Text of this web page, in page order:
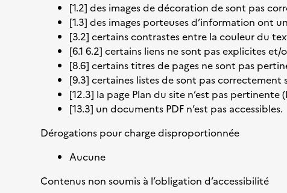
[1.2] des images de décoration de sont pas
[1.3] des images porteuses d’information ont
[3.2] certains contrastes entre la couleur du
[6.1 6.2] certains liens ne sont pas explicites et/
[8.6] certains titres de pages ne sont pas
[9.3] certaines listes de sont pas correctement
[12.3] la page Plan du site n’est pas pertinente
[13.3] un documents PDF n’est pas accessibles.
Dérogations pour charge disproportionnée
Aucune
Contenus non soumis à l’obligation d’accessibilité